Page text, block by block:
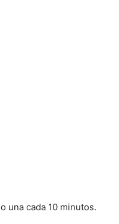
o una cada 10 minutos.